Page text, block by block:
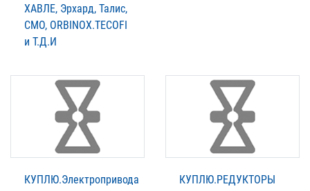
XАВЛЕ, Эрхард, Талис,
СМО, ORBINOX.TECOFI
и Т.Д.И
КУПЛЮ.Электропривода
КУПЛЮ.РЕДУКТОРЫ